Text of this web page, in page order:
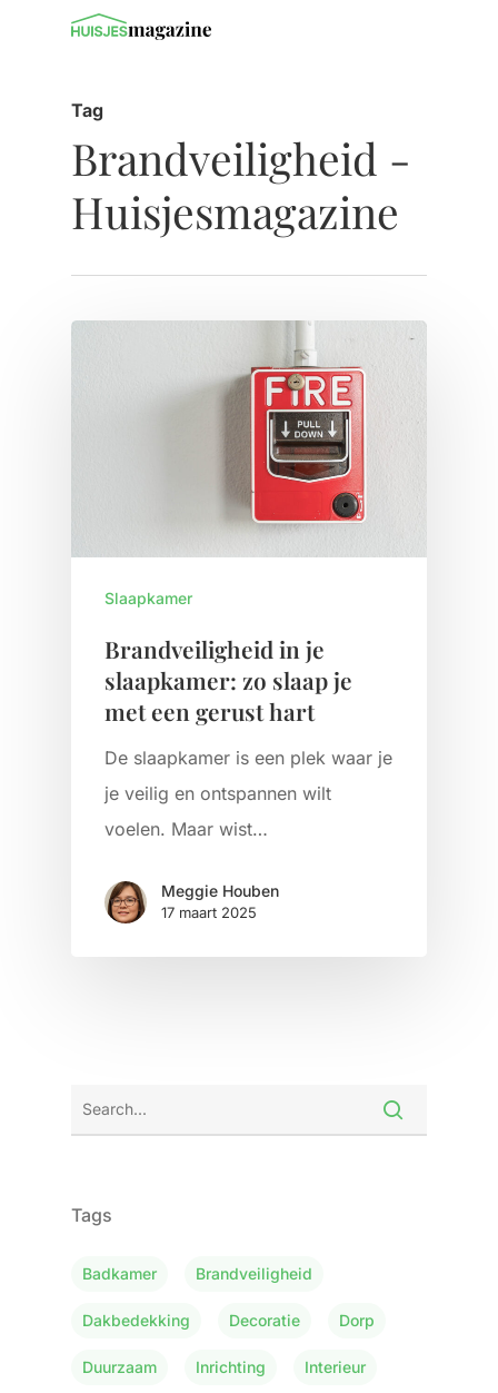
Tag
Brandveiligheid -
Huisjesmagazine
Slaapkamer
Brandveiligheid in je
slaapkamer: zo slaap je
met een gerust hart
De slaapkamer is een plek waar je
je veilig en ontspannen wilt
voelen. Maar wist…
Meggie Houben
17 maart 2025
Tags
Badkamer Brandveiligheid
Dakbedekking Decoratie Dorp
Duurzaam Inrichting Interieur